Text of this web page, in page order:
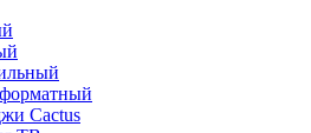
Cactus